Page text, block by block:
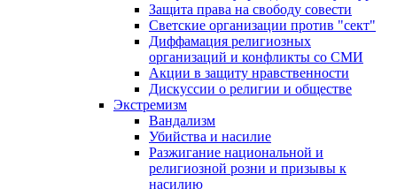
Защита права на свободу совести
Светские организации против "сект"
Диффамация религиозных
организаций и конфликты со СМИ
Акции в защиту нравственности
Дискуссии о религии и обществе
Экстремизм
Вандализм
Убийства и насилие
Разжигание национальной и
религиозной розни и призывы к
насилию